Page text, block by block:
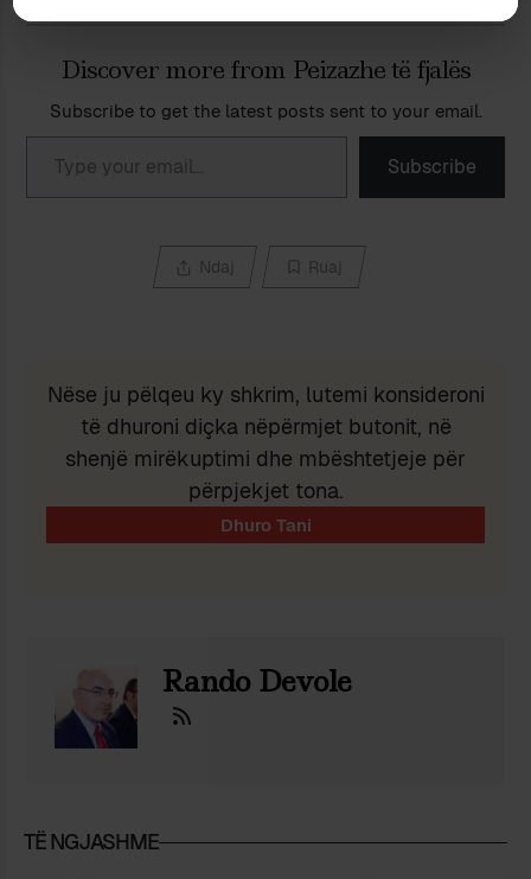
Discover more from Peizazhe të fjalës
Subscribe to get the latest posts sent to your email.
Type your email…
Subscribe
Ndaj Ruaj
Nëse ju pëlqeu ky shkrim, lutemi konsideroni
të dhuroni diçka nëpërmjet butonit, në
shenjë mirëkuptimi dhe mbështetjeje për
përpjekjet tona.
Rando Devole
TË NGJASHME